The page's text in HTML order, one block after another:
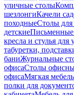
уличные столы
шезлонгиКачели
походныеСтолы для
детские
кресла и стулья для
табуретки,
баниЖурнальные
офисаСтолы
офисаМягкая
полки для